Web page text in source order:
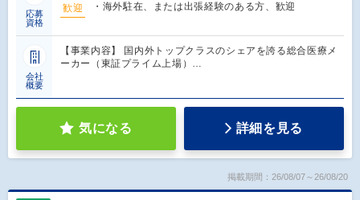
応募
資格
歓迎
・海外駐在、または出張経験のある方、歓迎
会社
概要
【事業内容】 国内外トップクラスのシェアを誇る総合医療メ
ーカー（東証プライム上場）…
気になる 詳細を見る
掲載期間：26/08/07～26/08/20